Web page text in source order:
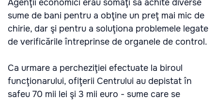
Agenţii economici erau somaţi să achite diverse
sume de bani pentru a obţine un preţ mai mic de
chirie, dar şi pentru a soluţiona problemele legate
de verificările întreprinse de organele de control.
Ca urmare a percheziţiei efectuate la biroul
funcţionarului, ofiţerii Centrului au depistat în
safeu 70 mii lei şi 3 mii euro - sume care se